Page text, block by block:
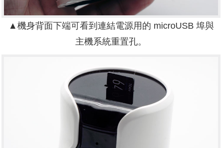
▲機身背面下端可看到連結電源用的 microUSB 埠與
主機系統重置孔。